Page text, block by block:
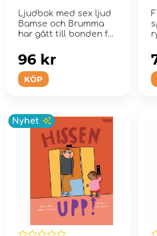
Ljudbok med sex ljud
Bamse och Brumma
har gått till bonden för
KÖP
96 kr
Nyhet